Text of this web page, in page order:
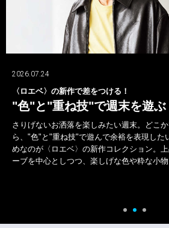
2026.07.24
〈ロエベ〉の新作で差をつける！
"色"と"重ね技"で週末を遊ぶ
さりげないお洒落を楽しみたい週末。どこ
ら、"色"と"重ね技"で遊んで余裕を表現した
めなのが〈ロエベ〉の新作コレクション。
ーブを中心としつつ、楽しげな色や粋な小